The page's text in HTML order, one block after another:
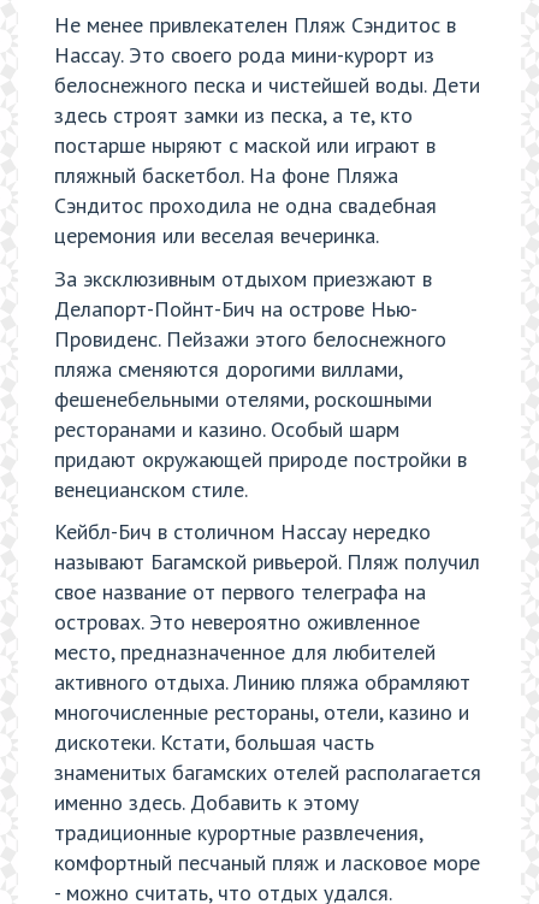
Не менее привлекателен Пляж Сэндитос в
Нассау. Это своего рода мини-курорт из
белоснежного песка и чистейшей воды. Дети
здесь строят замки из песка, а те, кто
постарше ныряют с маской или играют в
пляжный баскетбол. На фоне Пляжа
Сэндитос проходила не одна свадебная
церемония или веселая вечеринка.
За эксклюзивным отдыхом приезжают в
Делапорт-Пойнт-Бич на острове Нью-
Провиденс. Пейзажи этого белоснежного
пляжа сменяются дорогими виллами,
фешенебельными отелями, роскошными
ресторанами и казино. Особый шарм
придают окружающей природе постройки в
венецианском стиле.
Кейбл-Бич в столичном Нассау нередко
называют Багамской ривьерой. Пляж получил
свое название от первого телеграфа на
островах. Это невероятно оживленное
место, предназначенное для любителей
активного отдыха. Линию пляжа обрамляют
многочисленные рестораны, отели, казино и
дискотеки. Кстати, большая часть
знаменитых багамских отелей располагается
именно здесь. Добавить к этому
традиционные курортные развлечения,
комфортный песчаный пляж и ласковое море
- можно считать, что отдых удался.